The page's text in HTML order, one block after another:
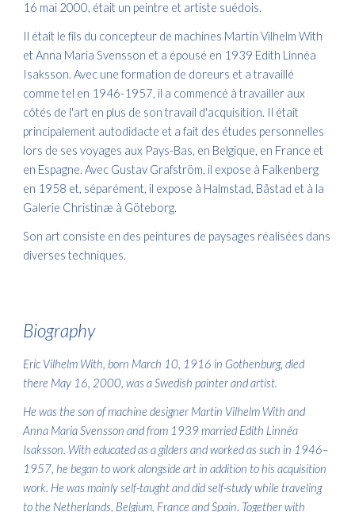
16 mai 2000, était un peintre et artiste suédois.
Il était le fils du concepteur de machines Martin Vilhelm With
et Anna Maria Svensson et a épousé en 1939 Edith Linnéa
Isaksson. Avec une formation de doreurs et a travaillé
comme tel en 1946-1957, il a commencé à travailler aux
côtés de l'art en plus de son travail d'acquisition. Il était
principalement autodidacte et a fait des études personnelles
lors de ses voyages aux Pays-Bas, en Belgique, en France et
en Espagne. Avec Gustav Grafström, il expose à Falkenberg
en 1958 et, séparément, il expose à Halmstad, Båstad et à la
Galerie Christinæ à Göteborg.
Son art consiste en des peintures de paysages réalisées dans
diverses techniques.
Biography
Eric Vilhelm With, born March 10, 1916 in Gothenburg, died
there May 16, 2000, was a Swedish painter and artist.
He was the son of machine designer Martin Vilhelm With and
Anna Maria Svensson and from 1939 married Edith Linnéa
Isaksson. With educated as a gilders and worked as such in 1946–
1957, he began to work alongside art in addition to his acquisition
work. He was mainly self-taught and did self-study while traveling
to the Netherlands, Belgium, France and Spain. Together with